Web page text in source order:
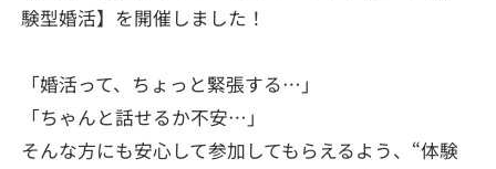
験型婚活】を開催しました！
「婚活って、ちょっと緊張する…」
「ちゃんと話せるか不安…」
そんな方にも安心して参加してもらえるよう、“体験